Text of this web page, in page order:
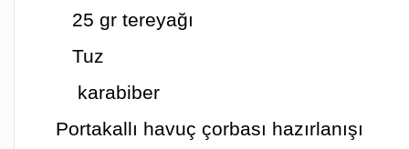
25 gr tereyağı
Tuz
karabiber
Portakallı havuç çorbası hazırlanışı